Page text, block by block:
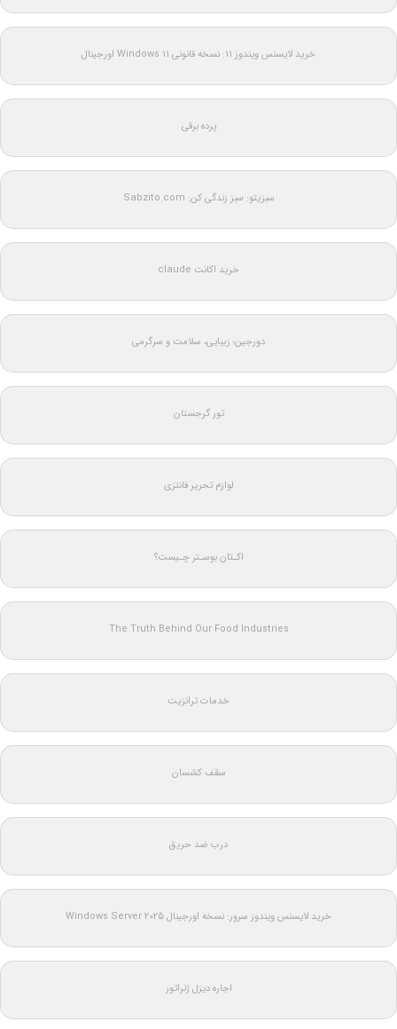
خرید لایسنس ویندوز 11: نسخه قانونی Windows 11 اورجینال
پرده برقی
سبزیتو: سبز زندگی کن: Sabzito.com
خرید اکانت claude
دورجین؛ زیبایی، سلامت و سرگرمی
تور گرجستان
لوازم تحریر فانتزی
اکـتان بوسـتر چـیست؟
The Truth Behind Our Food Industries
خدمات ترانزیت
سقف کشسان
درب ضد حریق
خرید لایسنس ویندوز سرور: نسخه اورجینال Windows Server 2025
اجاره دیزل ژنراتور